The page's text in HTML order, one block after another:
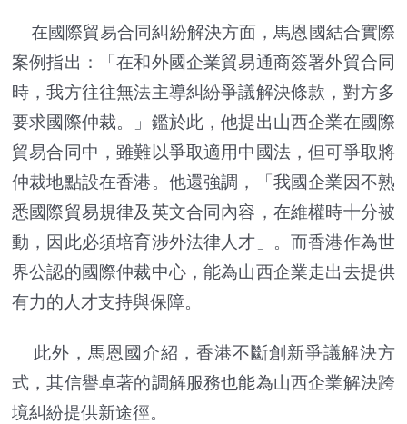
在國際貿易合同糾紛解決方面，馬恩國結合實際
案例指出：「在和外國企業貿易通商簽署外貿合同
時，我方往往無法主導糾紛爭議解決條款，對方多
要求國際仲裁。」鑑於此，他提出山西企業在國際
貿易合同中，雖難以爭取適用中國法，但可爭取將
仲裁地點設在香港。他還強調，「我國企業因不熟
悉國際貿易規律及英文合同內容，在維權時十分被
動，因此必須培育涉外法律人才」。而香港作為世
界公認的國際仲裁中心，能為山西企業走出去提供
有力的人才支持與保障。
此外，馬恩國介紹，香港不斷創新爭議解決方
式，其信譽卓著的調解服務也能為山西企業解決跨
境糾紛提供新途徑。